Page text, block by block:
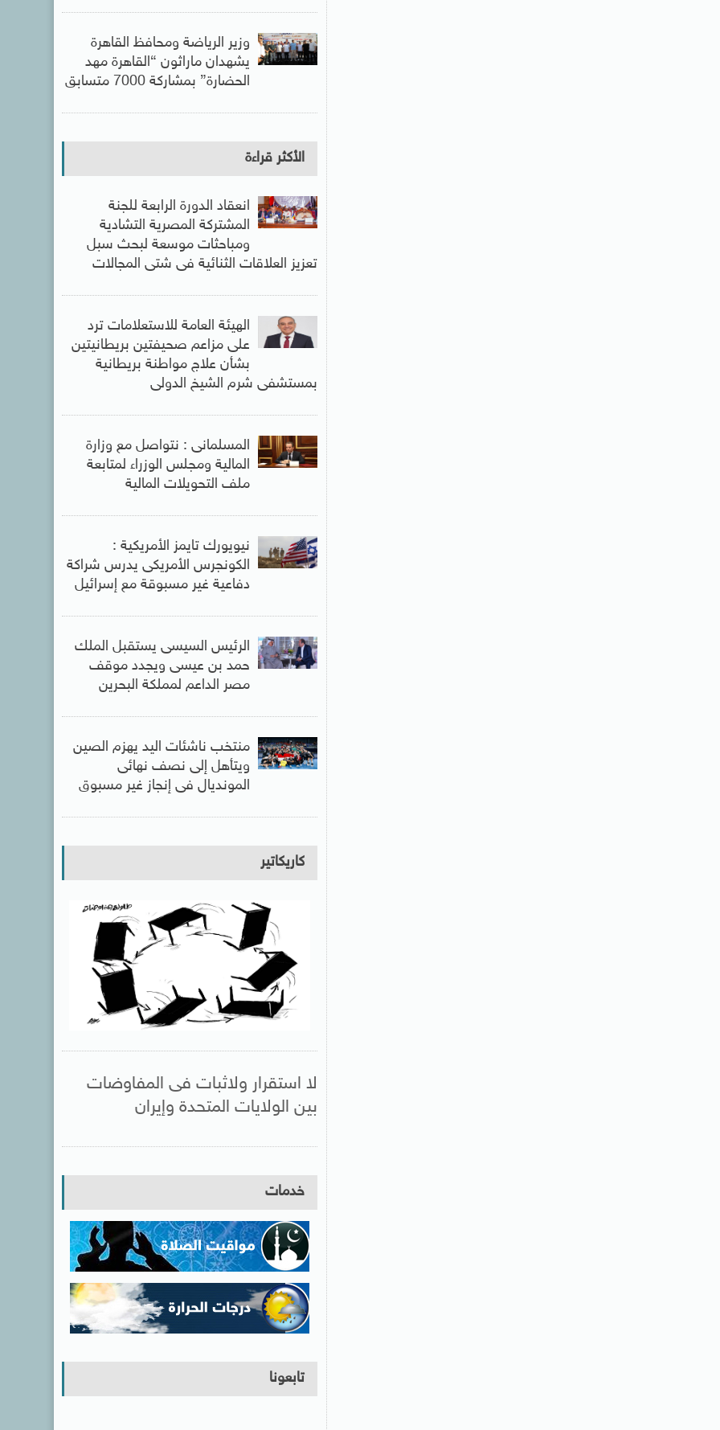
وزير الرياضة ومحافظ القاهرة
يشهدان ماراثون “القاهرة مهد
الحضارة” بمشاركة 7000 متسابق
الأكثر قراءة
انعقاد الدورة الرابعة للجنة
المشتركة المصرية التشادية
ومباحثات موسعة لبحث سبل
تعزيز العلاقات الثنائية فى شتى المجالات
الهيئة العامة للاستعلامات ترد
على مزاعم صحيفتين بريطانيتين
بشأن علاج مواطنة بريطانية
بمستشفى شرم الشيخ الدولى
المسلمانى : نتواصل مع وزارة
المالية ومجلس الوزراء لمتابعة
ملف التحويلات المالية
نيويورك تايمز الأمريكية :
الكونجرس الأمريكى يدرس شراكة
دفاعية غير مسبوقة مع إسرائيل
الرئيس السيسى يستقبل الملك
حمد بن عيسى ويجدد موقف
مصر الداعم لمملكة البحرين
منتخب ناشئات اليد يهزم الصين
ويتأهل إلى نصف نهائى
المونديال فى إنجاز غير مسبوق
كاريكاتير
لا استقرار ولاثبات فى المفاوضات
بين الولايات المتحدة وإيران
خدمات
تابعونا